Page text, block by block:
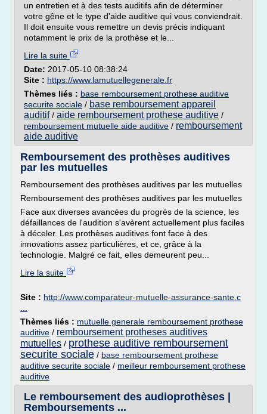
un entretien et à des tests auditifs afin de déterminer
votre gêne et le type d'aide auditive qui vous conviendrait.
Il doit ensuite vous remettre un devis précis indiquant
notamment le prix de la prothèse et le...
Lire la suite
Date: 2017-05-10 08:38:24
Site : https://www.lamutuellegenerale.fr
Thèmes liés : base remboursement prothese auditive
securite sociale / base remboursement appareil
auditif/ aide remboursement prothese auditive /
remboursement mutuelle aide auditive / remboursement
aide auditive
Remboursement des prothèses auditives
par les mutuelles
Remboursement des prothèses auditives par les mutuelles
Remboursement des prothèses auditives par les mutuelles
Face aux diverses avancées du progrès de la science, les
défaillances de l'audition s'avèrent actuellement plus faciles
à déceler. Les prothèses auditives font face à des
innovations assez particulières, et ce, grâce à la
technologie. Malgré ce fait, elles demeurent peu...
Lire la suite
Site : http://www.comparateur-mutuelle-assurance-sante.c
Thèmes liés : mutuelle generale remboursement prothese
auditive / remboursement protheses auditives
mutuelles / prothese auditive remboursement
securite sociale / base remboursement prothese
auditive securite sociale / meilleur remboursement prothese
auditive
Le remboursement des audioprothèses |
Remboursements ...